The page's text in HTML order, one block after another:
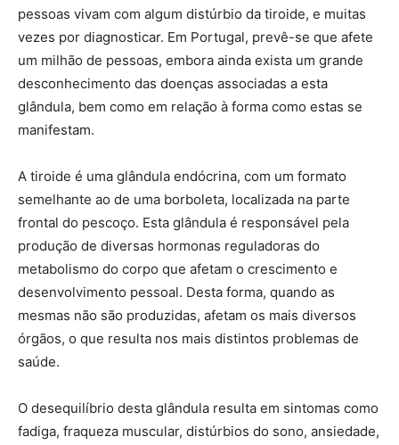
pessoas vivam com algum distúrbio da tiroide, e muitas
vezes por diagnosticar. Em Portugal, prevê-se que afete
um milhão de pessoas, embora ainda exista um grande
desconhecimento das doenças associadas a esta
glândula, bem como em relação à forma como estas se
manifestam.
A tiroide é uma glândula endócrina, com um formato
semelhante ao de uma borboleta, localizada na parte
frontal do pescoço. Esta glândula é responsável pela
produção de diversas hormonas reguladoras do
metabolismo do corpo que afetam o crescimento e
desenvolvimento pessoal. Desta forma, quando as
mesmas não são produzidas, afetam os mais diversos
órgãos, o que resulta nos mais distintos problemas de
saúde.
O desequilíbrio desta glândula resulta em sintomas como
fadiga, fraqueza muscular, distúrbios do sono, ansiedade,